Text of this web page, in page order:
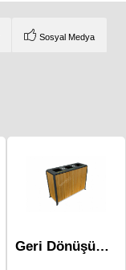
Sosyal Medya
Geri Dönüşüm Atık Üniteleri Mak-683c